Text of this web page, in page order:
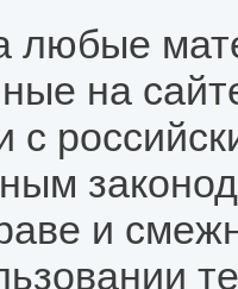
любые
на
с
и